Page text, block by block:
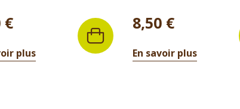
€
plus
Prix
8,50 €
En savoir plus